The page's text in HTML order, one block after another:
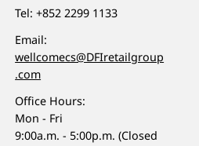
Tel:+852 2299 1133
Email:
wellcomecs@DFIretailgroup
.com
Office Hours:
Mon - Fri
9:00a.m. - 5:00p.m. (Closed